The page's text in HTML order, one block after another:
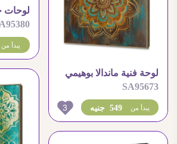
لوحة فنية ماندالا بوهيمي
بألوان بنية وذهبية
SA95673
549 جنيه يبدأ من 3
لوحات
معماري
يبدأ من